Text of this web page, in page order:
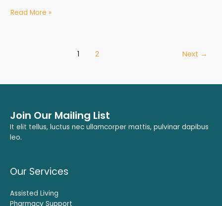
Read More »
1 2 Next →
Join Our Mailing List
It elit tellus, luctus nec ullamcorper mattis, pulvinar dapibus
leo.
Our Services
Assisted Living
Pharmacy Support